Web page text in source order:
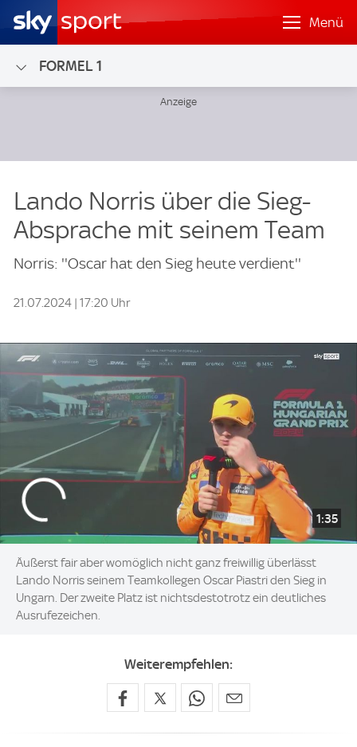
Menü
FORMEL 1
Lando Norris über die Sieg-
Absprache mit seinem Team
Norris: ''Oscar hat den Sieg heute verdient''
21.07.2024 | 17:20 Uhr
1:35
Äußerst fair aber womöglich nicht ganz freiwillig überlässt
Lando Norris seinem Teamkollegen Oscar Piastri den Sieg in
Ungarn. Der zweite Platz ist nichtsdestotrotz ein deutliches
Ausrufezeichen.
Weiterempfehlen: